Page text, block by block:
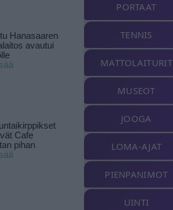
Hanasaaren
avautui
Cafe
pihan
PORTAAT
TENNIS
MATTOLAITURIT
MUSEOT
JOOGA
LOMA-AJAT
PIENPANIMOT
UINTI